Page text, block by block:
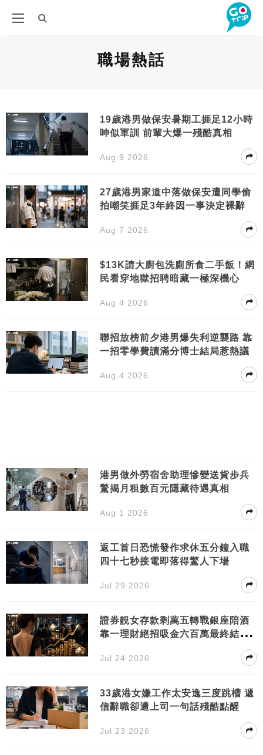
職場熱話
19歲港男做保安暑期工捱足12小時
呻似軍訓 前輩大爆一殘酷真相
Aug 9 2026
27歲港男家道中落做保安遭同學偷
拍嘲笑捱足3年終因一事決定裸辭
Aug 7 2026
$13K請大廚包洗廁所食二手飯！網
民看穿地獄招聘暗藏一極深機心
Aug 4 2026
聯招放榜前夕港男爆失利逆襲路 靠
一招零學費讀滿分博士結局惹熱議
Aug 4 2026
港男做外勞宿舍助理慘變送貨步兵
驚揭月租數百元隱藏待遇真相
Aug 1 2026
返工首日恐慌發作求休五分鐘入職
四十七秒接電即落得驚人下場
Jul 29 2026
證券靚女存款剩萬五轉戰銀座陪酒
靠一理財絕招吸金六百萬最終結局
Jul 24 2026
33歲港女嫌工作太安逸三度跳槽 遞
信辭職卻遭上司一句話殘酷點醒
Jul 23 2026